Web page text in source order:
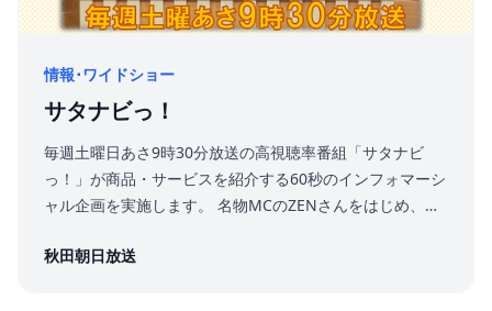
情報･ワイドショー
サタナビっ！
毎週土曜日あさ9時30分放送の高視聴率番組「サタナビ
っ！」が商品・サービスを紹介する60秒のインフォマーシ
ャル企画を実施します。 名物MCのZENさんをはじめ、出
イストはそのままに、貴社オリジナルインフォマーシャル
秋田朝日放送